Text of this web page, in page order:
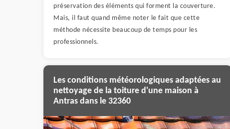
préservation des éléments qui forment la couverture.
Mais, il faut quand même noter le fait que cette
méthode nécessite beaucoup de temps pour les
professionnels.
Les conditions météorologiques adaptées au
nettoyage de la toiture d'une maison à
Antras dans le 32360